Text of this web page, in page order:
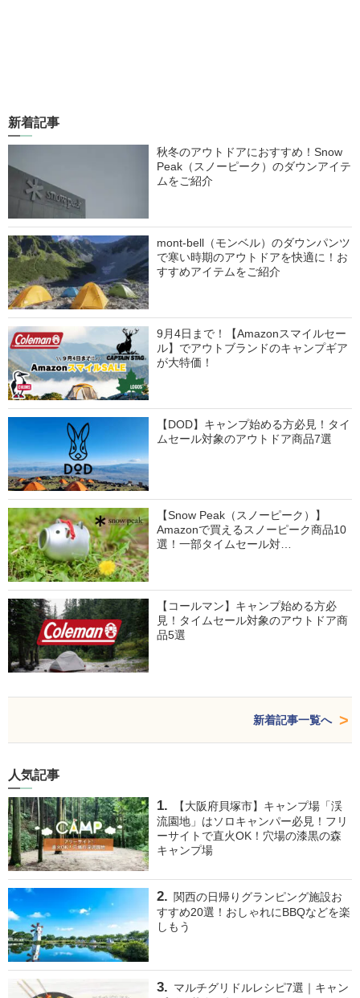
新着記事
秋冬のアウトドアにおすすめ！Snow
Peak（スノーピーク）のダウンアイテ
ムをご紹介
mont-bell（モンベル）のダウンパンツ
で寒い時期のアウトドアを快適に！お
すすめアイテムをご紹介
9月4日まで！【Amazonスマイルセー
ル】でアウトブランドのキャンプギア
が大特価！
【DOD】キャンプ始める方必見！タイ
ムセール対象のアウトドア商品7選
【Snow Peak（スノーピーク）】
Amazonで買えるスノーピーク商品10
選！一部タイムセール対…
【コールマン】キャンプ始める方必
見！タイムセール対象のアウトドア商
品5選
新着記事一覧へ
人気記事
【大阪府貝塚市】キャンプ場「渓
流園地」はソロキャンパー必見！フリ
ーサイトで直火OK！穴場の漆黒の森
キャンプ場
関西の日帰りグランピング施設お
すすめ20選！おしゃれにBBQなどを楽
しもう
マルチグリドルレシピ7選｜キャン